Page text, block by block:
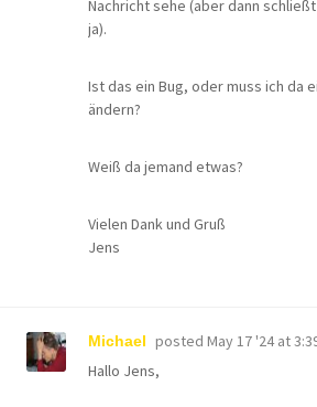
Nachricht sehe (aber dann
ja).
Ist das ein Bug, oder muss ich da
ändern?
Weiß da jemand etwas?
Vielen Dank und Gruß
Jens
Michael posted May 17 '24 at
Hallo Jens,